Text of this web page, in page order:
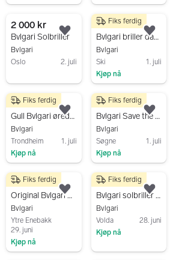
2 000 kr
Bvlgari Solbriller
Bvlgari
Oslo
2. juli
Legg til som favoritt.
308 kr
Bvlgari briller dame svart innfatning
Bvlgari
Ski
1. juli
Kjøp nå
Fiks ferdig
4 500 kr
Gull Bvlgari øredobber (585)
Bvlgari
Trondheim
1. juli
Kjøp nå
Fiks ferdig
Legg til som favoritt.
9 000 kr
Bvlgari Save the children
Bvlgari
Søgne
1. juli
Kjøp nå
Fiks ferdig
21 499 kr
Original Bvlgari Parentesi Openwork Ring – 18K hvitt gull – med Kvittering
Bvlgari
Ytre Enebakk
29. juni
Kjøp nå
Fiks ferdig
Legg til som favoritt.
2 000 kr
Bvlgari solbriller dame gullfarget ramme gråtonede glass
Bvlgari
Volda
28. juni
Kjøp nå
Fiks ferdig
Gå til annonsen